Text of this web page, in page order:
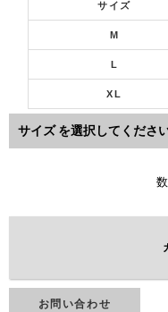
サイズ
M
L
XL
サイズ を選択してくださ
お問い合わせ